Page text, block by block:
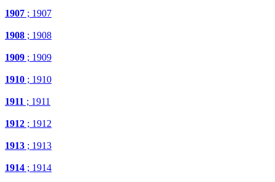
1907 ; 1907
1908 ; 1908
1909 ; 1909
1910 ; 1910
1911 ; 1911
1912 ; 1912
1913 ; 1913
1914 ; 1914